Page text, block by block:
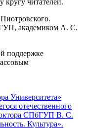
академиком А. С.
поддержке